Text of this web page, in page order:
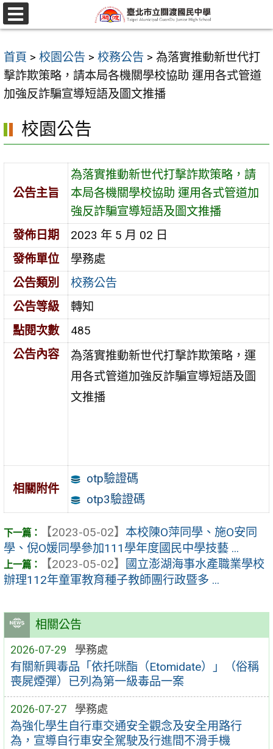
跳
至
要
內
容
選
單
首頁 > 校園公告 > 校務公告 > 為落實推動新世代打
擊詐欺策略，請本局各機關學校協助 運用各式管道
加強反詐騙宣導短語及圖文推播
相關公告
2026-07-29 學務處
有關新興毒品「依托咪酯（Etomidate）」（俗稱
喪屍煙彈）已列為第一級毒品一案
2026-07-27 學務處
為強化學生自行車交通安全觀念及安全用路行
為，宣導自行車安全駕駛及行進間不滑手機
校園公告
公告主旨
為落實推動新世代打擊詐欺策略，請
本局各機關學校協助 運用各式管道加
強反詐騙宣導短語及圖文推播
發佈日期
2023 年 5 月 02 日
發佈單位
學務處
公告類別
校務公告
公告等級
轉知
點閱次數
485
公告內容
為落實推動新世代打擊詐欺策略，運
用各式管道加強反詐騙宣導短語及圖
文推播
相關附件
otp驗證碼
otp3驗證碼
【2023-05-02】 本校陳O萍同學、施O安同
學、倪O媛同學參加111學年度國民中學技藝 ...
【2023-05-02】
國立澎湖海事水產職業學校
辦理112年童軍教育種子教師團行政暨多 ...